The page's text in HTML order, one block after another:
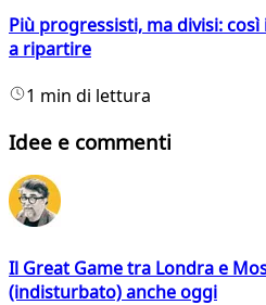
Più progressisti, ma divisi:
a ripartire
1 min di lettura
Idee e commenti
Il Great Game tra Londra e
(indisturbato) anche oggi